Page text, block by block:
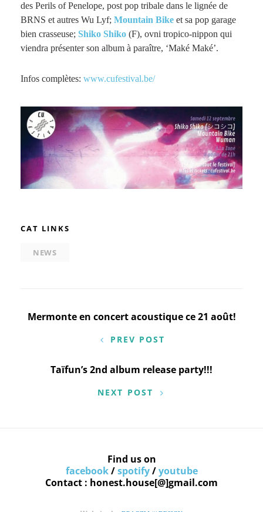
des Perils of Penelope, post pop tribale dans le lignée de
BRNS et autres Wu Lyf; Mountain Bike et sa pop garage
bien crasseuse; Shiko Shiko (F), ovni tropico-nippon qui
viendra présenter son album à paraître, ‘Maké Maké’.
Infos complètes: www.cufestival.be/
CAT LINKS
NEWS
Navigation
l’article
Mermonte en concert acoustique ce 21 août!
PREV POST
Taïfun’s 2nd album release party!!!
NEXT POST
Find us on
facebook/spotify/youtube
Contact : honest.house[@]gmail.com